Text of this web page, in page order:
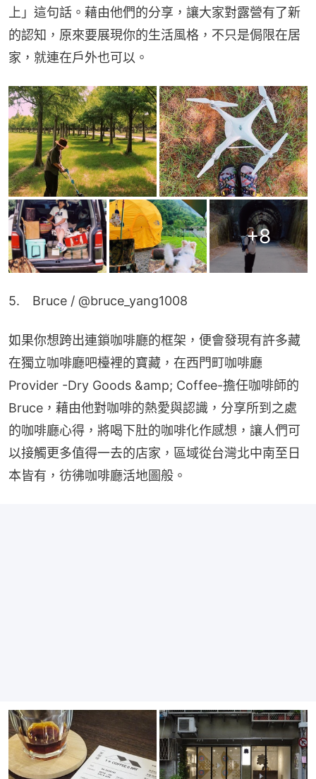
上」這句話。藉由他們的分享，讓大家對露營有了新
的認知，原來要展現你的生活風格，不只是侷限在居
家，就連在戶外也可以。
+8
5.　Bruce / @bruce_yang1008
如果你想跨出連鎖咖啡廳的框架，便會發現有許多藏
在獨立咖啡廳吧檯裡的寶藏，在西門町咖啡廳
Provider -Dry Goods &amp; Coffee-擔任咖啡師的
Bruce，藉由他對咖啡的熱愛與認識，分享所到之處
的咖啡廳心得，將喝下肚的咖啡化作感想，讓人們可
以接觸更多值得一去的店家，區域從台灣北中南至日
本皆有，彷彿咖啡廳活地圖般。